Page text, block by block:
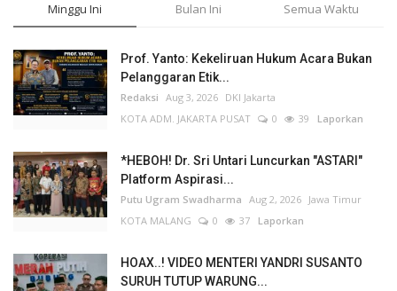
Minggu Ini Bulan Ini Semua Waktu
Prof. Yanto: Kekeliruan Hukum Acara Bukan
Pelanggaran Etik...
Redaksi Aug 3, 2026 DKI Jakarta
KOTA ADM. JAKARTA PUSAT
0 39 Laporkan
*HEBOH! Dr. Sri Untari Luncurkan "ASTARI"
Platform Aspirasi...
Putu Ugram Swadharma Aug 2, 2026 Jawa Timur
KOTA MALANG
0 37 Laporkan
HOAX..! VIDEO MENTERI YANDRI SUSANTO
SURUH TUTUP WARUNG...